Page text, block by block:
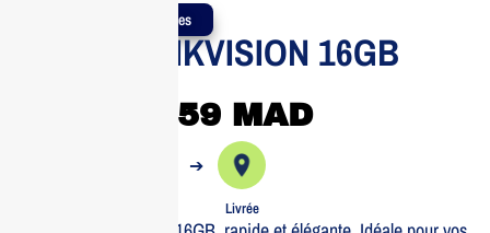
Produits Authentiques
Clé USB HIKVISION 16GB
59 MAD
➔
Livrée